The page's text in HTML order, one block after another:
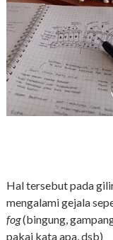
Hal tersebut pada
mengalami gejala
fog(bingung,
pakai kata apa, dsb)